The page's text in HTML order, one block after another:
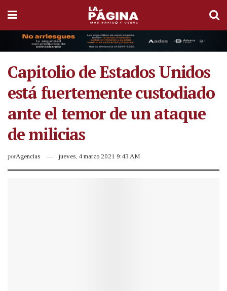
Capitolio de Estados Unidos
está fuertemente custodiado
ante el temor de un ataque
de milicias
porAgencias jueves, 4 marzo 2021 9:43 AM